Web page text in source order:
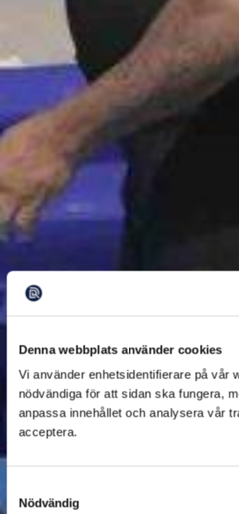
Denna webbplats använder cookies
Vi använder enhetsidentifierare på vår
nödvändiga för att sidan ska fungera,
anpassa innehållet och analysera vår
acceptera.
Nödvändig